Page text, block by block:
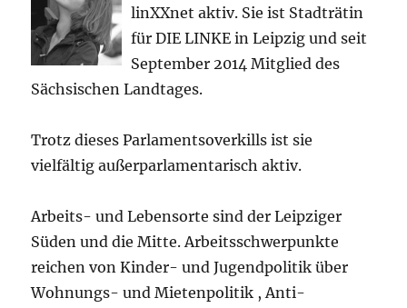
linXXnet aktiv. Sie ist Stadträtin
für DIE LINKE in Leipzig und seit
September 2014 Mitglied des
Sächsischen Landtages.
Trotz dieses Parlamentsoverkills ist sie
vielfältig außerparlamentarisch aktiv.
Arbeits- und Lebensorte sind der Leipziger
Süden und die Mitte. Arbeitsschwerpunkte
reichen von Kinder- und Jugendpolitik über
Wohnungs- und Mietenpolitik , Anti-